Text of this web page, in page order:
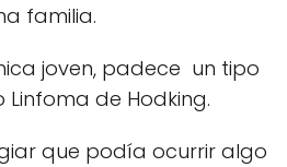
familia.
joven, padece un tipo
de Hodking.
que podía ocurrir algo